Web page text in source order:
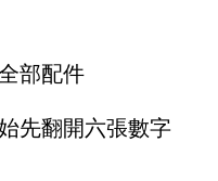
部配件
先翻開六張數字